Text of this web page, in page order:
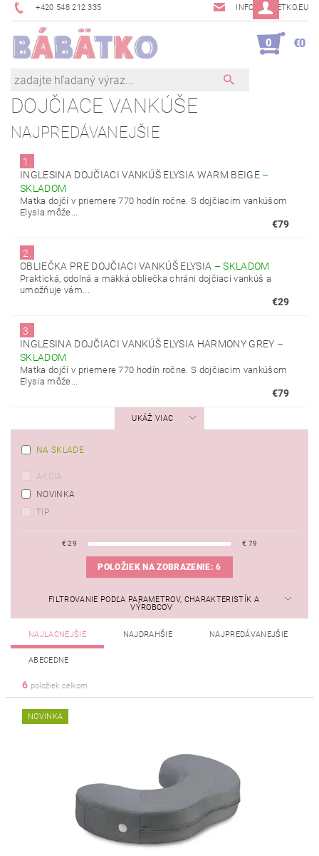
+420 548 212 335 INFO@BABETKO.EU
0 €0
DOJČIACE VANKÚŠE
NAJPREDÁVANEJŠIE
1.
INGLESINA DOJČIACI VANKÚŠ ELYSIA WARM BEIGE –
SKLADOM
Matka dojčí v priemere 770 hodín ročne. S dojčiacim vankúšom
Elysia môže...
€79
2.
OBLIEČKA PRE DOJČIACI VANKÚŠ ELYSIA –SKLADOM
Praktická, odolná a mäkká obliečka chráni dojčiaci vankúš a
umožňuje vám...
€29
3.
INGLESINA DOJČIACI VANKÚŠ ELYSIA HARMONY GREY –
SKLADOM
Matka dojčí v priemere 770 hodín ročne. S dojčiacim vankúšom
Elysia môže...
€79
UKÁŽ VIAC
NA SKLADE
AKCIA
NOVINKA
TIP
€29 € 79
POLOŽIEK NA ZOBRAZENIE:6
FILTROVANIE PODĽA PARAMETROV, CHARAKTERISTÍK A
VÝROBCOV
NAJLACNEJŠIE NAJDRAHŠIE NAJPREDÁVANEJŠIE
ABECEDNE
6 položiek celkom
NOVINKA